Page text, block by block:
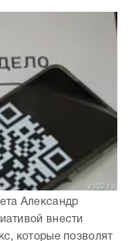
Александр
внести
которые позволят